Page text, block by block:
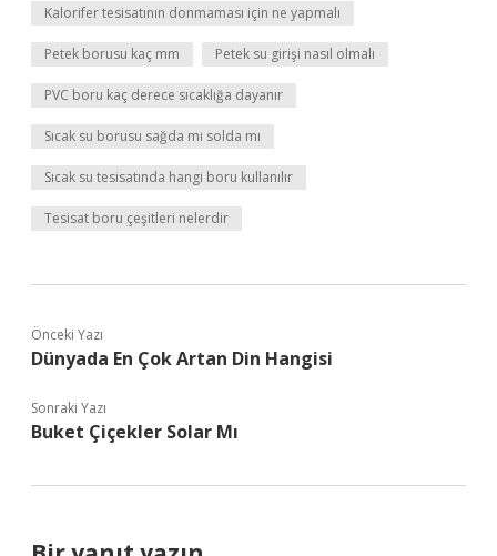
Kalorifer tesisatının donmaması için ne yapmalı
Petek borusu kaç mm Petek su girişi nasıl olmalı
PVC boru kaç derece sıcaklığa dayanır
Sıcak su borusu sağda mı solda mı
Sıcak su tesisatında hangi boru kullanılır
Tesisat boru çeşitleri nelerdir
Önceki Yazı
Dünyada En Çok Artan Din Hangisi
Sonraki Yazı
Buket Çiçekler Solar Mı